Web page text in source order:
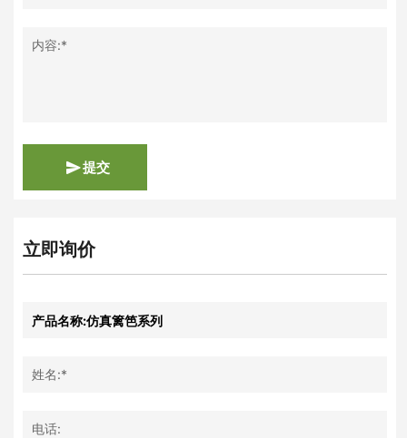
内容:*
提交
立即询价
姓名:*
电话: